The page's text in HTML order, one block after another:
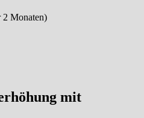
2 Monaten)
mit